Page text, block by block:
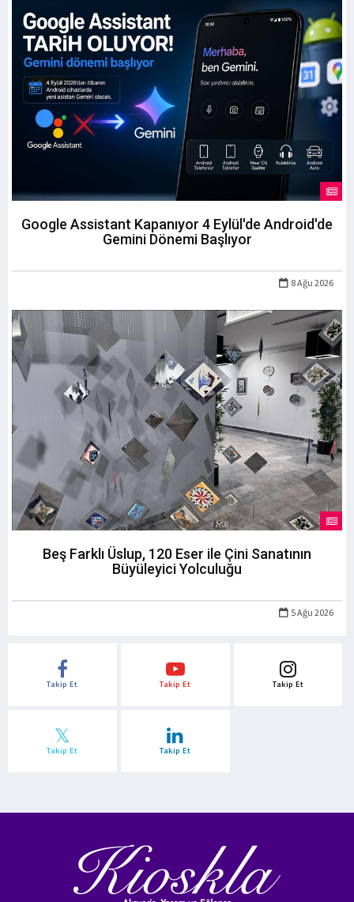
Google Assistant Kapanıyor 4 Eylül'de Android'de
Gemini Dönemi Başlıyor
8 Ağu 2026
Beş Farklı Üslup, 120 Eser ile Çini Sanatının
Büyüleyici Yolculuğu
5 Ağu 2026
Takip Et Takip Et Takip Et
Takip Et Takip Et